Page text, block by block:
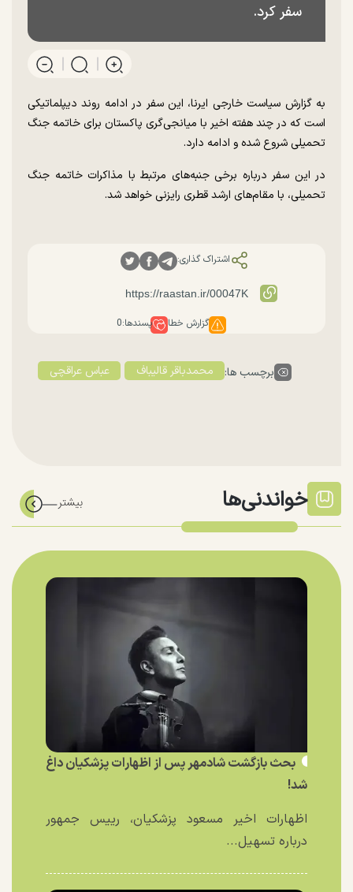
سفر کرد.
به گزارش سیاست خارجی ایرنا، این سفر در ادامه روند دیپلماتیکی
است که در چند هفته اخیر با میانجی‌گری پاکستان برای خاتمه جنگ
تحمیلی شروع شده و ادامه دارد.
در این سفر درباره برخی جنبه‌های مرتبط با مذاکرات خاتمه جنگ
تحمیلی، با مقام‌های ارشد قطری رایزنی خواهد شد.
اشتراک گذاری:
گزارش خطا پسندها:0
برچسب ها: محمدباقر قالیباف عباس عراقچی
خواندنی‌ها
بحث بازگشت شادمهر پس از اظهارات پزشکیان داغ
شد!
اظهارات اخیر مسعود پزشکیان، رییس جمهور
درباره تسهیل...